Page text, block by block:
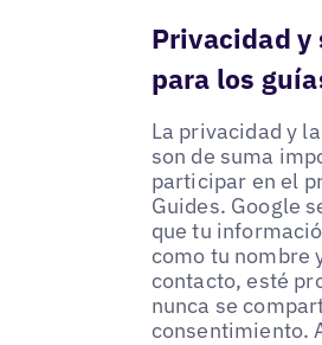
Privacidad y
para los
La privacidad y
son de suma
participar en el
Guides. Google
que tu
como tu nombre
contacto, esté
nunca se
consentimiento.